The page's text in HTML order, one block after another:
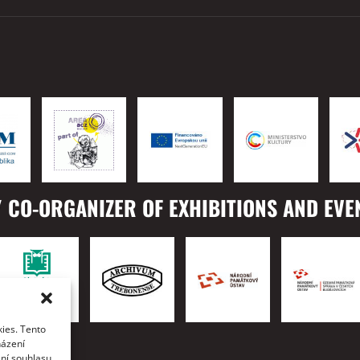
Tento
ORGANIZER OF EXHIBITIONS AND